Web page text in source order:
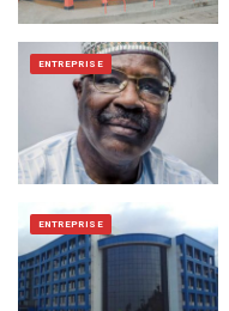
ENTREPRISE
ENTREPRISE